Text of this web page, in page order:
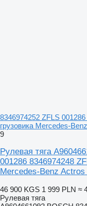
8346974252 ZFLS
грузовика Mercedes-
9
Рулевая тяга
001286 8346974248
Mercedes-Benz Actros
46 900 KGS 1 999 PLN ≈
Рулевая тяга